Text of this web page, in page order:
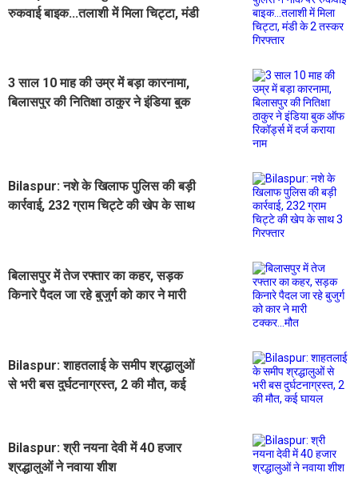
रुकवाई बाइक...तलाशी में मिला चिट्टा, मंडी
3 साल 10 माह की उम्र में बड़ा कारनामा,
बिलासपुर की नितिक्षा ठाकुर ने इंडिया बुक
Bilaspur: नशे के ​खिलाफ पुलिस की बड़ी
कार्रवाई, 232 ग्राम चिट्टे की खेप के साथ
बिलासपुर में तेज रफ्तार का कहर, सड़क
किनारे पैदल जा रहे बुजुर्ग को कार ने मारी
Bilaspur: शाहतलाई के समीप श्रद्धालुओं
से भरी बस दुर्घटनाग्रस्त, 2 की मौत, कई
Bilaspur: श्री नयना देवी में 40 हजार
श्रद्धालुओं ने नवाया शीश